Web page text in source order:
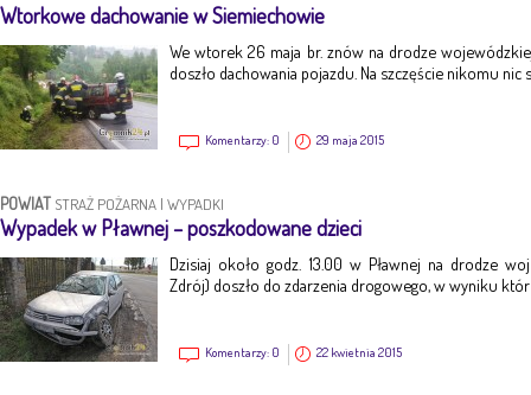
Wtorkowe dachowanie w Siemiechowie
We wtorek 26 maja br. znów na drodze
doszło dachowania pojazdu. Na szczęście nikomu nic
Komentarzy: 0 29 maja 2015
POWIAT STRAŻ POŻARNA | WYPADKI
Wypadek w Pławnej – poszkodowane dzieci
Dzisiaj około godz. 13.00 w Pławnej na drodze
Zdrój) doszło do zdarzenia drogowego, w wyniku
Komentarzy: 0 22 kwietnia 2015